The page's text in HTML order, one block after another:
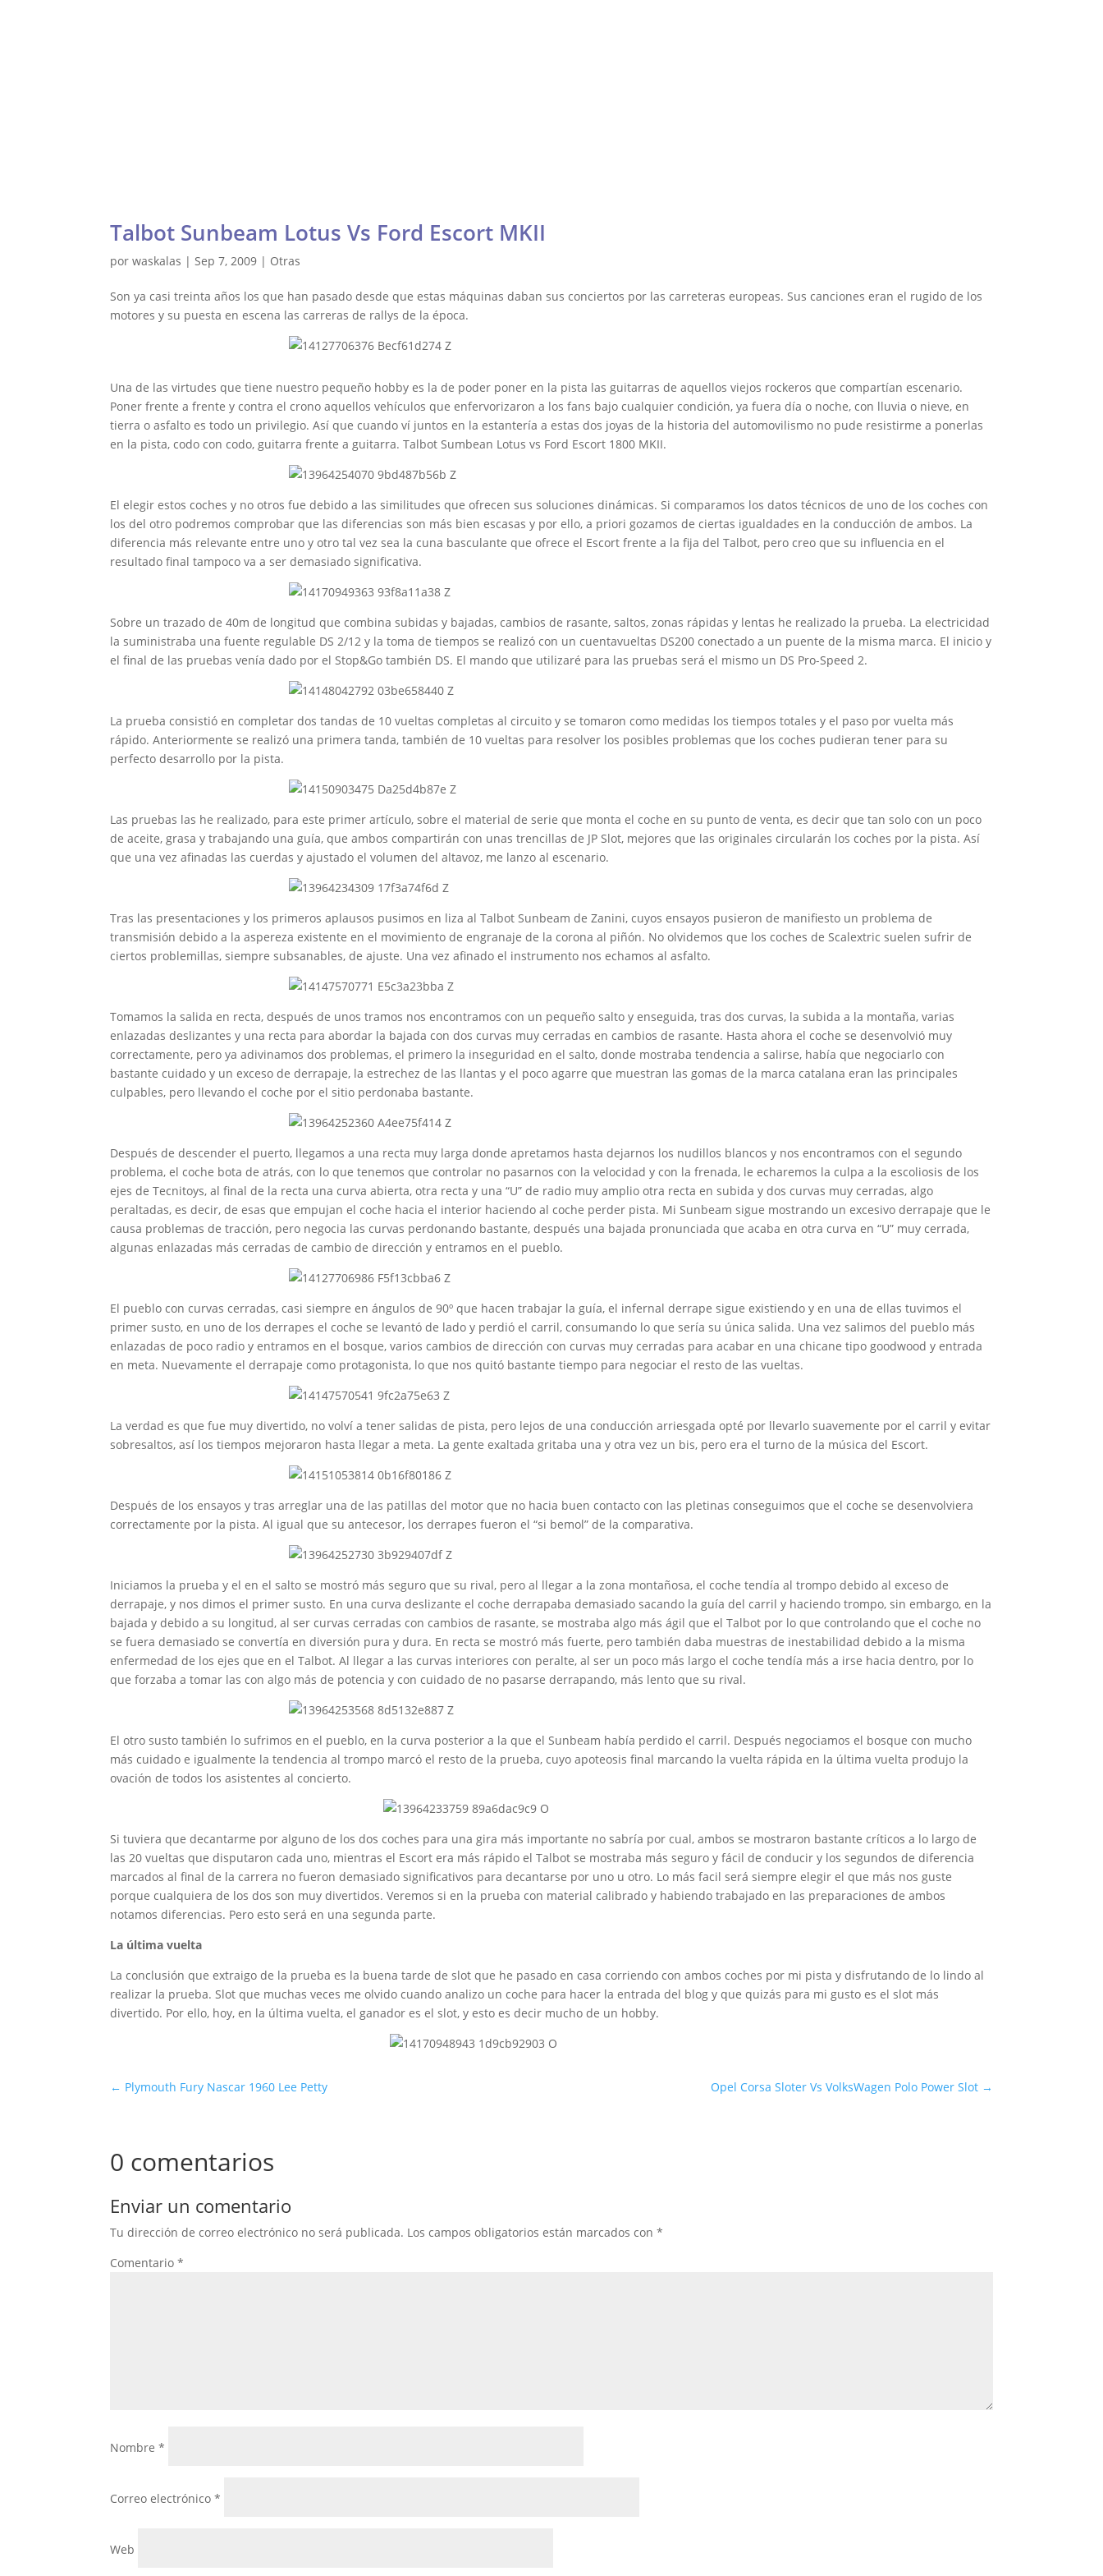
Talbot Sunbeam Lotus Vs Ford Escort MKII
porwaskalas |Sep 7, 2009 | Otras
Son ya casi treinta años los que han pasado desde que estas máquinas daban sus conciertos por las carreteras europeas. Sus canciones eran el rugido de los
motores y su puesta en escena las carreras de rallys de la época.
Una de las virtudes que tiene nuestro pequeño hobby es la de poder poner en la pista las guitarras de aquellos viejos rockeros que compartían escenario.
Poner frente a frente y contra el crono aquellos vehículos que enfervorizaron a los fans bajo cualquier condición, ya fuera día o noche, con lluvia o nieve, en
tierra o asfalto es todo un privilegio. Así que cuando ví juntos en la estantería a estas dos joyas de la historia del automovilismo no pude resistirme a ponerlas
en la pista, codo con codo, guitarra frente a guitarra. Talbot Sumbean Lotus vs Ford Escort 1800 MKII.
El elegir estos coches y no otros fue debido a las similitudes que ofrecen sus soluciones dinámicas. Si comparamos los datos técnicos de uno de los coches con
los del otro podremos comprobar que las diferencias son más bien escasas y por ello, a priori gozamos de ciertas igualdades en la conducción de ambos. La
diferencia más relevante entre uno y otro tal vez sea la cuna basculante que ofrece el Escort frente a la fija del Talbot, pero creo que su influencia en el
resultado final tampoco va a ser demasiado significativa.
Sobre un trazado de 40m de longitud que combina subidas y bajadas, cambios de rasante, saltos, zonas rápidas y lentas he realizado la prueba. La electricidad
la suministraba una fuente regulable DS 2/12 y la toma de tiempos se realizó con un cuentavueltas DS200 conectado a un puente de la misma marca. El inicio y
el final de las pruebas venía dado por el Stop&Go también DS. El mando que utilizaré para las pruebas será el mismo un DS Pro-Speed 2.
La prueba consistió en completar dos tandas de 10 vueltas completas al circuito y se tomaron como medidas los tiempos totales y el paso por vuelta más
rápido. Anteriormente se realizó una primera tanda, también de 10 vueltas para resolver los posibles problemas que los coches pudieran tener para su
perfecto desarrollo por la pista.
Las pruebas las he realizado, para este primer artículo, sobre el material de serie que monta el coche en su punto de venta, es decir que tan solo con un poco
de aceite, grasa y trabajando una guía, que ambos compartirán con unas trencillas de JP Slot, mejores que las originales circularán los coches por la pista. Así
que una vez afinadas las cuerdas y ajustado el volumen del altavoz, me lanzo al escenario.
Tras las presentaciones y los primeros aplausos pusimos en liza al Talbot Sunbeam de Zanini, cuyos ensayos pusieron de manifiesto un problema de
transmisión debido a la aspereza existente en el movimiento de engranaje de la corona al piñón. No olvidemos que los coches de Scalextric suelen sufrir de
ciertos problemillas, siempre subsanables, de ajuste. Una vez afinado el instrumento nos echamos al asfalto.
Tomamos la salida en recta, después de unos tramos nos encontramos con un pequeño salto y enseguida, tras dos curvas, la subida a la montaña, varias
enlazadas deslizantes y una recta para abordar la bajada con dos curvas muy cerradas en cambios de rasante. Hasta ahora el coche se desenvolvió muy
correctamente, pero ya adivinamos dos problemas, el primero la inseguridad en el salto, donde mostraba tendencia a salirse, había que negociarlo con
bastante cuidado y un exceso de derrapaje, la estrechez de las llantas y el poco agarre que muestran las gomas de la marca catalana eran las principales
culpables, pero llevando el coche por el sitio perdonaba bastante.
Después de descender el puerto, llegamos a una recta muy larga donde apretamos hasta dejarnos los nudillos blancos y nos encontramos con el segundo
problema, el coche bota de atrás, con lo que tenemos que controlar no pasarnos con la velocidad y con la frenada, le echaremos la culpa a la escoliosis de los
ejes de Tecnitoys, al final de la recta una curva abierta, otra recta y una “U” de radio muy amplio otra recta en subida y dos curvas muy cerradas, algo
peraltadas, es decir, de esas que empujan el coche hacia el interior haciendo al coche perder pista. Mi Sunbeam sigue mostrando un excesivo derrapaje que le
causa problemas de tracción, pero negocia las curvas perdonando bastante, después una bajada pronunciada que acaba en otra curva en “U” muy cerrada,
algunas enlazadas más cerradas de cambio de dirección y entramos en el pueblo.
El pueblo con curvas cerradas, casi siempre en ángulos de 90º que hacen trabajar la guía, el infernal derrape sigue existiendo y en una de ellas tuvimos el
primer susto, en uno de los derrapes el coche se levantó de lado y perdió el carril, consumando lo que sería su única salida. Una vez salimos del pueblo más
enlazadas de poco radio y entramos en el bosque, varios cambios de dirección con curvas muy cerradas para acabar en una chicane tipo goodwood y entrada
en meta. Nuevamente el derrapaje como protagonista, lo que nos quitó bastante tiempo para negociar el resto de las vueltas.
La verdad es que fue muy divertido, no volví a tener salidas de pista, pero lejos de una conducción arriesgada opté por llevarlo suavemente por el carril y evitar
sobresaltos, así los tiempos mejoraron hasta llegar a meta. La gente exaltada gritaba una y otra vez un bis, pero era el turno de la música del Escort.
Después de los ensayos y tras arreglar una de las patillas del motor que no hacia buen contacto con las pletinas conseguimos que el coche se desenvolviera
correctamente por la pista. Al igual que su antecesor, los derrapes fueron el “si bemol” de la comparativa.
Iniciamos la prueba y el en el salto se mostró más seguro que su rival, pero al llegar a la zona montañosa, el coche tendía al trompo debido al exceso de
derrapaje, y nos dimos el primer susto. En una curva deslizante el coche derrapaba demasiado sacando la guía del carril y haciendo trompo, sin embargo, en la
bajada y debido a su longitud, al ser curvas cerradas con cambios de rasante, se mostraba algo más ágil que el Talbot por lo que controlando que el coche no
se fuera demasiado se convertía en diversión pura y dura. En recta se mostró más fuerte, pero también daba muestras de inestabilidad debido a la misma
enfermedad de los ejes que en el Talbot. Al llegar a las curvas interiores con peralte, al ser un poco más largo el coche tendía más a irse hacia dentro, por lo
que forzaba a tomar las con algo más de potencia y con cuidado de no pasarse derrapando, más lento que su rival.
El otro susto también lo sufrimos en el pueblo, en la curva posterior a la que el Sunbeam había perdido el carril. Después negociamos el bosque con mucho
más cuidado e igualmente la tendencia al trompo marcó el resto de la prueba, cuyo apoteosis final marcando la vuelta rápida en la última vuelta produjo la
ovación de todos los asistentes al concierto.
Si tuviera que decantarme por alguno de los dos coches para una gira más importante no sabría por cual, ambos se mostraron bastante críticos a lo largo de
las 20 vueltas que disputaron cada uno, mientras el Escort era más rápido el Talbot se mostraba más seguro y fácil de conducir y los segundos de diferencia
marcados al final de la carrera no fueron demasiado significativos para decantarse por uno u otro. Lo más facil será siempre elegir el que más nos guste
porque cualquiera de los dos son muy divertidos. Veremos si en la prueba con material calibrado y habiendo trabajado en las preparaciones de ambos
notamos diferencias. Pero esto será en una segunda parte.
La última vuelta
La conclusión que extraigo de la prueba es la buena tarde de slot que he pasado en casa corriendo con ambos coches por mi pista y disfrutando de lo lindo al
realizar la prueba. Slot que muchas veces me olvido cuando analizo un coche para hacer la entrada del blog y que quizás para mi gusto es el slot más
divertido. Por ello, hoy, en la última vuelta, el ganador es el slot, y esto es decir mucho de un hobby.
← Plymouth Fury Nascar 1960 Lee Petty Opel Corsa Sloter Vs VolksWagen Polo Power Slot→
0 comentarios
Enviar un comentario
Tu dirección de correo electrónico no será publicada. Los campos obligatorios están marcados con*
Comentario*
Nombre*
Correo electrónico*
Web